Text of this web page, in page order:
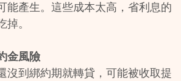
能產生。這些成本太高，省利息的
掉。
金風險
沒到綁約期就轉貸，可能被收取提